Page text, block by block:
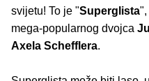
svijetu! To je "Superglista",
mega-popularnog dvojca
Axela Schefflera.